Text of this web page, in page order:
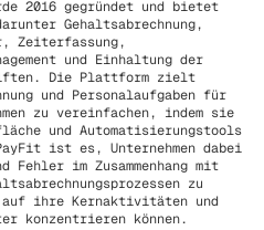
2016 gegründet und bietet
Gehaltsabrechnung,
Zeiterfassung,
und Einhaltung der
Die Plattform zielt
und Personalaufgaben für
zu vereinfachen, indem sie
und Automatisierungstools
ist es, Unternehmen dabei
im Zusammenhang mit
zu
ihre Kernaktivitäten und
konzentrieren können.